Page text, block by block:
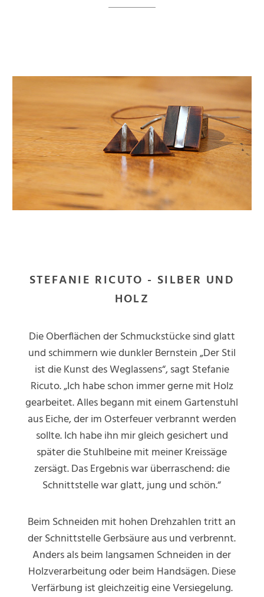
STEFANIE RICUTO - SILBER UND
HOLZ
Die Oberflächen der Schmuckstücke sind glatt
und schimmern wie dunkler Bernstein „Der Stil
ist die Kunst des Weglassens“, sagt Stefanie
Ricuto. „Ich habe schon immer gerne mit Holz
gearbeitet. Alles begann mit einem Gartenstuhl
aus Eiche, der im Osterfeuer verbrannt werden
sollte. Ich habe ihn mir gleich gesichert und
später die Stuhlbeine mit meiner Kreissäge
zersägt. Das Ergebnis war überraschend: die
Schnittstelle war glatt, jung und schön.“
Beim Schneiden mit hohen Drehzahlen tritt an
der Schnittstelle Gerbsäure aus und verbrennt.
Anders als beim langsamen Schneiden in der
Holzverarbeitung oder beim Handsägen. Diese
Verfärbung ist gleichzeitig eine Versiegelung.